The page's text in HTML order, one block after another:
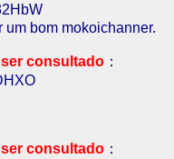
um bom mokoichanner.
consultado ：
consultado ：